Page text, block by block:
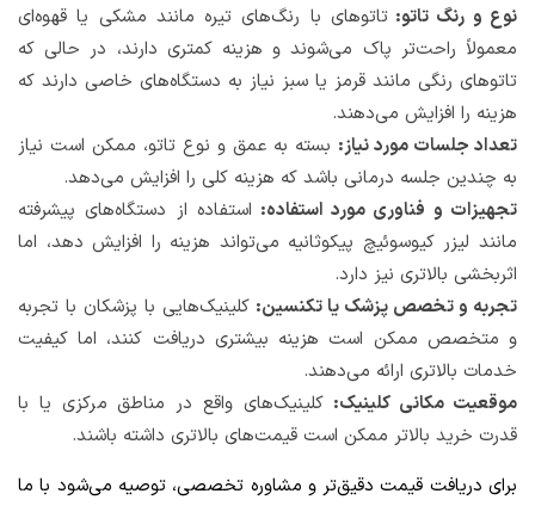
نوع و رنگ تاتو:تاتوهای با رنگ‌های تیره مانند مشکی یا قهوه‌ای
معمولاً راحت‌تر پاک می‌شوند و هزینه کمتری دارند، در حالی که
تاتوهای رنگی مانند قرمز یا سبز نیاز به دستگاه‌های خاصی دارند که
هزینه را افزایش می‌دهند.
تعداد جلسات مورد نیاز: بسته به عمق و نوع تاتو، ممکن است نیاز
به چندین جلسه درمانی باشد که هزینه کلی را افزایش می‌دهد.
تجهیزات و فناوری مورد استفاده: استفاده از دستگاه‌های پیشرفته
مانند لیزر کیوسوئیچ پیکوثانیه می‌تواند هزینه را افزایش دهد، اما
اثربخشی بالاتری نیز دارد.
تجربه و تخصص پزشک یا تکنسین: کلینیک‌هایی با پزشکان با تجربه
و متخصص ممکن است هزینه بیشتری دریافت کنند، اما کیفیت
خدمات بالاتری ارائه می‌دهند.
موقعیت مکانی کلینیک: کلینیک‌های واقع در مناطق مرکزی یا با
قدرت خرید بالاتر ممکن است قیمت‌های بالاتری داشته باشند.
برای دریافت قیمت دقیق‌تر و مشاوره تخصصی، توصیه می‌شود با ما